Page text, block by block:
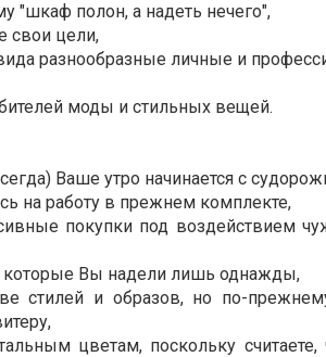
"шкаф полон, а надеть нечего",
свои цели,
разнообразные личные и
моды и стильных вещей.
Ваше утро начинается с
на работу в прежнем комплекте,
покупки под воздействием
Вы надели лишь однажды,
стилей и образов, но по-
цветам, поскольку считаете,